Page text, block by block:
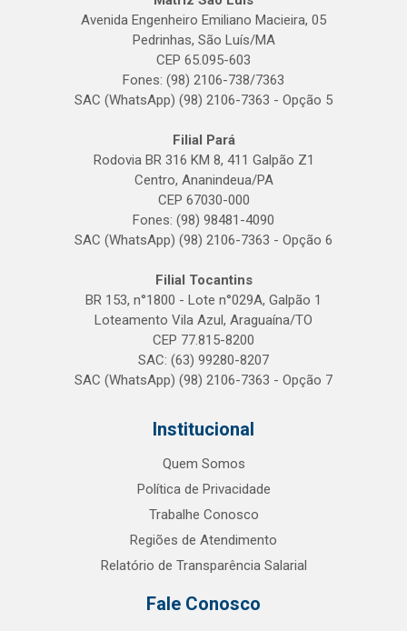
Avenida Engenheiro Emiliano Macieira, 05
Pedrinhas, São Luís/MA
CEP 65.095-603
Fones: (98) 2106-738/7363
SAC (WhatsApp) (98) 2106-7363 - Opção 5
Filial Pará
Rodovia BR 316 KM 8, 411 Galpão Z1
Centro, Ananindeua/PA
CEP 67030-000
Fones: (98) 98481-4090
SAC (WhatsApp) (98) 2106-7363 - Opção 6
Filial Tocantins
BR 153, n°1800 - Lote n°029A, Galpão 1
Loteamento Vila Azul, Araguaína/TO
CEP 77.815-8200
SAC: (63) 99280-8207
SAC (WhatsApp) (98) 2106-7363 - Opção 7
Institucional
Quem Somos
Política de Privacidade
Trabalhe Conosco
Regiões de Atendimento
Relatório de Transparência Salarial
Fale Conosco